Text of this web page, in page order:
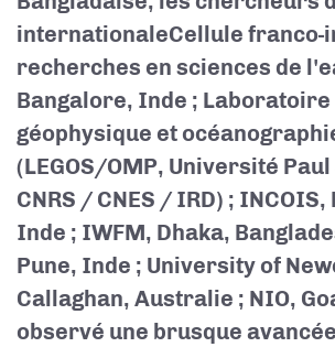
internationaleCellule franco-
recherches en sciences de
Bangalore, Inde ; Laboratoire
géophysique et
(LEGOS/OMP, Université
CNRS / CNES / IRD) ;
Inde ; IWFM, Dhaka,
Pune, Inde ; University of
Callaghan, Australie ; NIO,
observé une brusque